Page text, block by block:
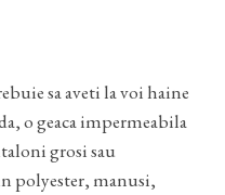
sa aveti la voi haine
o geaca impermeabila
grosi sau
polyester, manusi,